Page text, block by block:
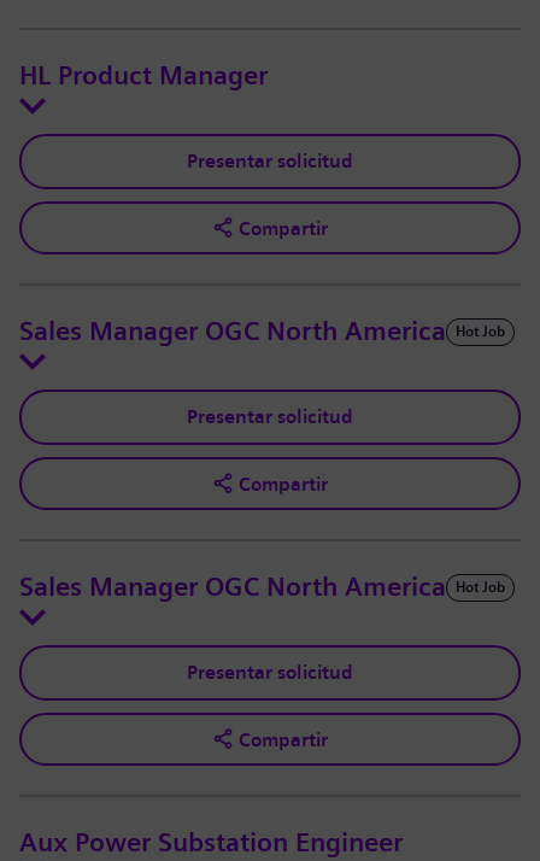
HL Product Manager
Presentar solicitud
Compartir
Sales Manager OGC North America Hot Job
Presentar solicitud
Compartir
Sales Manager OGC North America Hot Job
Presentar solicitud
Compartir
Aux Power Substation Engineer